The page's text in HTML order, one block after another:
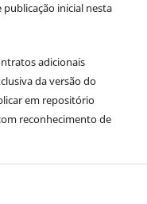
inicial nesta
adicionais
da versão do
em repositório
reconhecimento de